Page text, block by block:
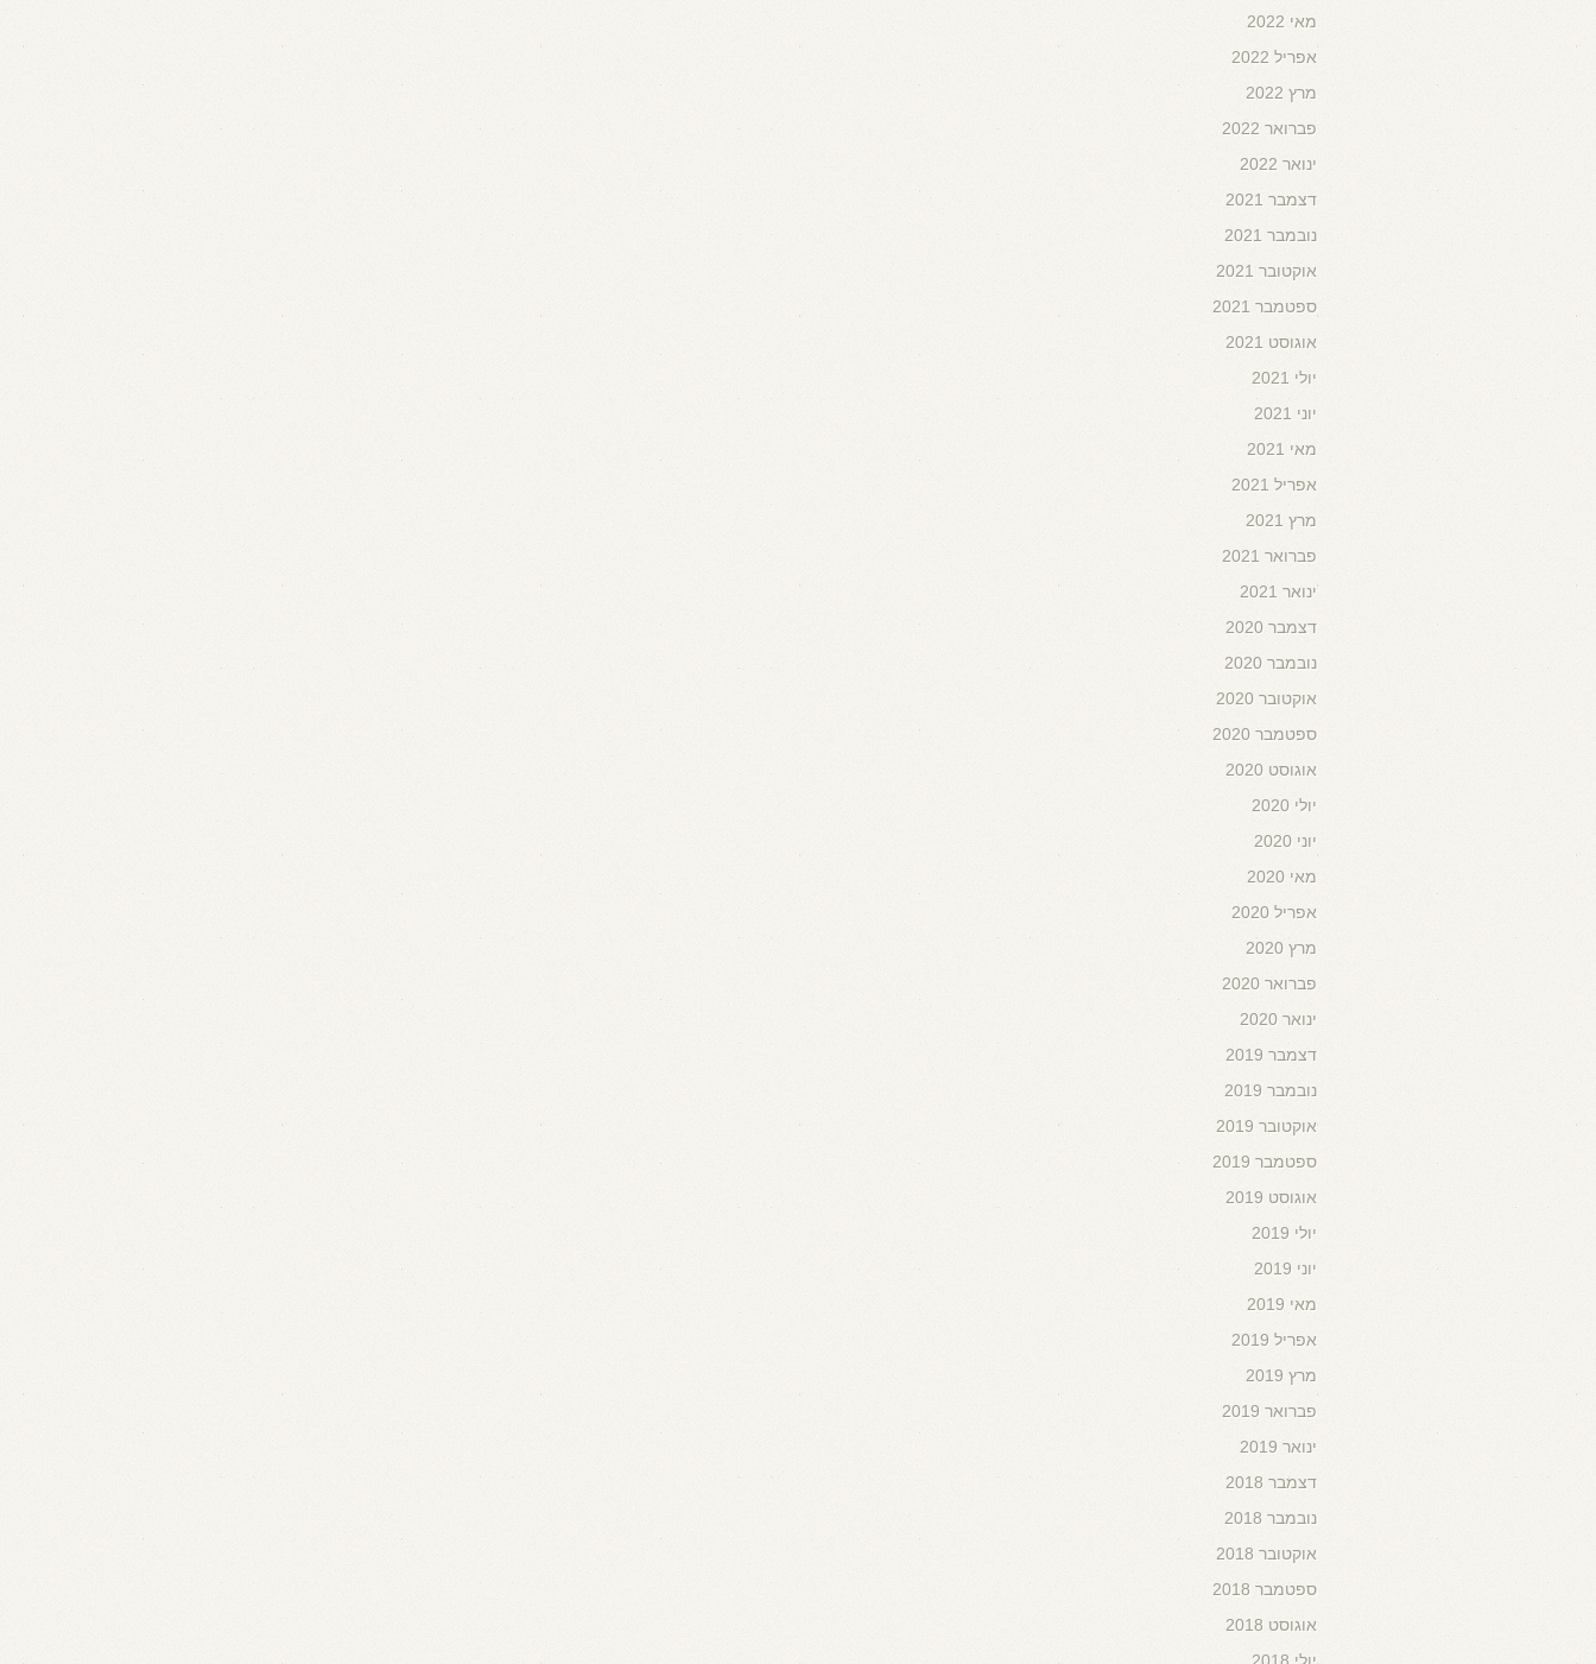
מאי 2022
אפריל 2022
מרץ 2022
פברואר 2022
ינואר 2022
דצמבר 2021
נובמבר 2021
אוקטובר 2021
ספטמבר 2021
אוגוסט 2021
יולי 2021
יוני 2021
מאי 2021
אפריל 2021
מרץ 2021
פברואר 2021
ינואר 2021
דצמבר 2020
נובמבר 2020
אוקטובר 2020
ספטמבר 2020
אוגוסט 2020
יולי 2020
יוני 2020
מאי 2020
אפריל 2020
מרץ 2020
פברואר 2020
ינואר 2020
דצמבר 2019
נובמבר 2019
אוקטובר 2019
ספטמבר 2019
אוגוסט 2019
יולי 2019
יוני 2019
מאי 2019
אפריל 2019
מרץ 2019
פברואר 2019
ינואר 2019
דצמבר 2018
נובמבר 2018
אוקטובר 2018
ספטמבר 2018
אוגוסט 2018